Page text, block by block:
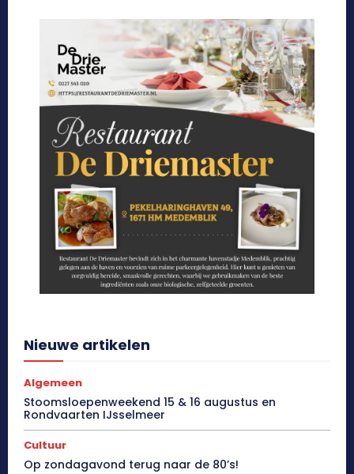
Nieuwe artikelen
Algemeen
Stoomsloepenweekend 15 & 16 augustus en
Rondvaarten IJsselmeer
Cultuur
Op zondagavond terug naar de 80’s!